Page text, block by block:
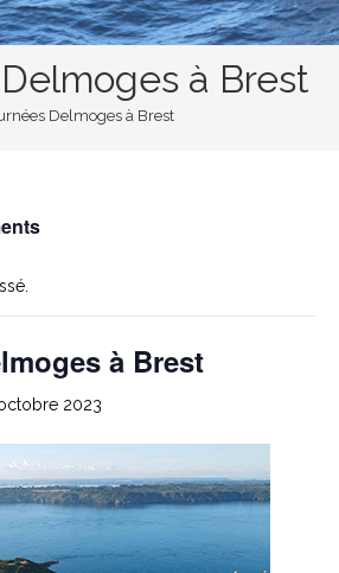
à Brest
Delmoges à Brest
à Brest
2023